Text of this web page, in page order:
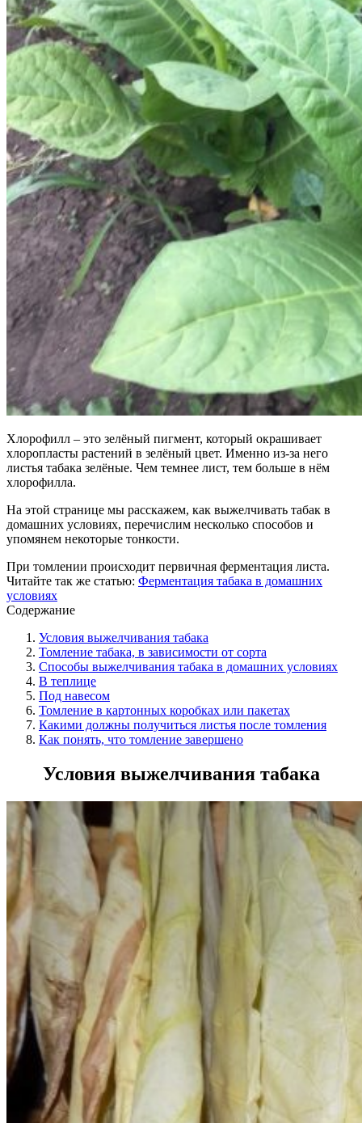
Хлорофилл – это зелёный пигмент, который окрашивает
хлоропласты растений в зелёный цвет. Именно из-за него
листья табака зелёные. Чем темнее лист, тем больше в нём
хлорофилла.
На этой странице мы расскажем, как выжелчивать табак в
домашних условиях, перечислим несколько способов и
упомянем некоторые тонкости.
При томлении происходит первичная ферментация листа.
Читайте так же статью: Ферментация табака в домашних
условиях
Содержание
Условия выжелчивания табака
Томление табака, в зависимости от сорта
Способы выжелчивания табака в домашних условиях
В теплице
Под навесом
Томление в картонных коробках или пакетах
Какими должны получиться листья после томления
Как понять, что томление завершено
Условия выжелчивания табака